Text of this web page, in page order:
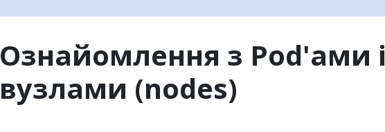
Ознайомлення з Pod'ами і
вузлами (nodes)